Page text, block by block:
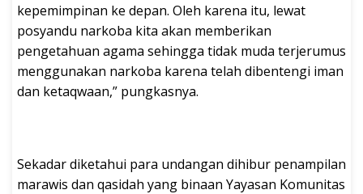
kepemimpinan ke depan. Oleh karena itu, lewat
posyandu narkoba kita akan memberikan
pengetahuan agama sehingga tidak muda terjerumus
menggunakan narkoba karena telah dibentengi iman
dan ketaqwaan,” pungkasnya.
Sekadar diketahui para undangan dihibur penampilan
marawis dan qasidah yang binaan Yayasan Komunitas